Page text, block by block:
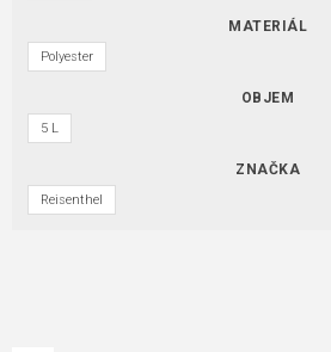
MATERIÁL
Polyester
OBJEM
5 L
ZNAČKA
Reisenthel